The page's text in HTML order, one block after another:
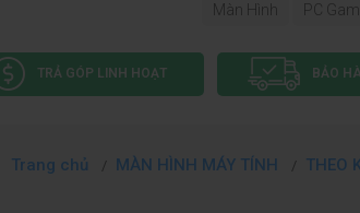
Màn Hình PC
TRẢ GÓP LINH HOẠT BẢO
Trang chủ MÀN HÌNH MÁY TÍNH THEO